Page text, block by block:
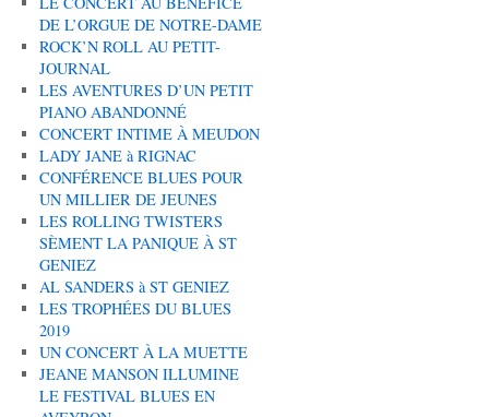
DE L’ORGUE DE NOTRE-DAME
ROCK’N ROLL AU PETIT-
JOURNAL
LES AVENTURES D’UN PETIT
PIANO ABANDONNÉ
CONCERT INTIME À MEUDON
LADY JANE à RIGNAC
CONFÉRENCE BLUES POUR
UN MILLIER DE JEUNES
LES ROLLING TWISTERS
SÈMENT LA PANIQUE À ST
GENIEZ
AL SANDERS à ST GENIEZ
LES TROPHÉES DU BLUES
2019
UN CONCERT À LA MUETTE
JEANE MANSON ILLUMINE
LE FESTIVAL BLUES EN